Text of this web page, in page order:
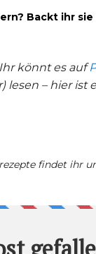
Backt ihr
könnt es auf
– hier ist
findet ihr